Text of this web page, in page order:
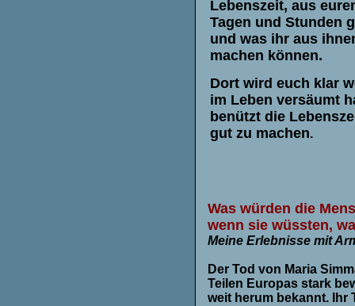
Lebenszeit, aus
Tagen und Stunden
und was ihr aus
machen können.
Dort wird euch klar
im Leben versäumt
benützt die
gut zu machen.
Was würden die
wenn sie wüssten,
Meine Erlebnisse mit
Der Tod von Maria
Teilen Europas stark
weit herum bekannt. Ihr